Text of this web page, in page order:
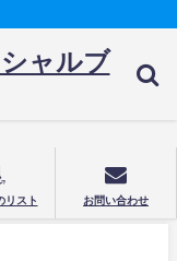
ャルブ
リスト お問い合わせ